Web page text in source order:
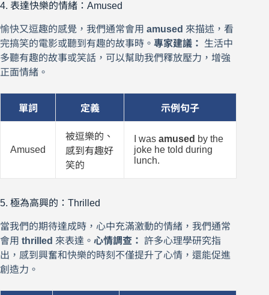
4. 表達快樂的情緒：Amused
愉快又逗趣的感覺，我們通常會用 amused 來描述，看
完搞笑的電影或聽到有趣的故事時。 專家建議：
生活中
多聽有趣的故事或笑話，可以幫助我們釋放壓力，增強
正面情緒。
單詞 定義 示例句子
Amused
被逗樂的、
感到有趣好
笑的
I wasamused by the
joke he told during
lunch.
5. 極為高興的：Thrilled
當我們的期待達成時，心中充滿激動的情緒，我們通常
會用 thrilled 來表達。 心情調查： 許多心理學研究指
出，感到興奮和快樂的時刻不僅提升了心情，還能促進
創造力。